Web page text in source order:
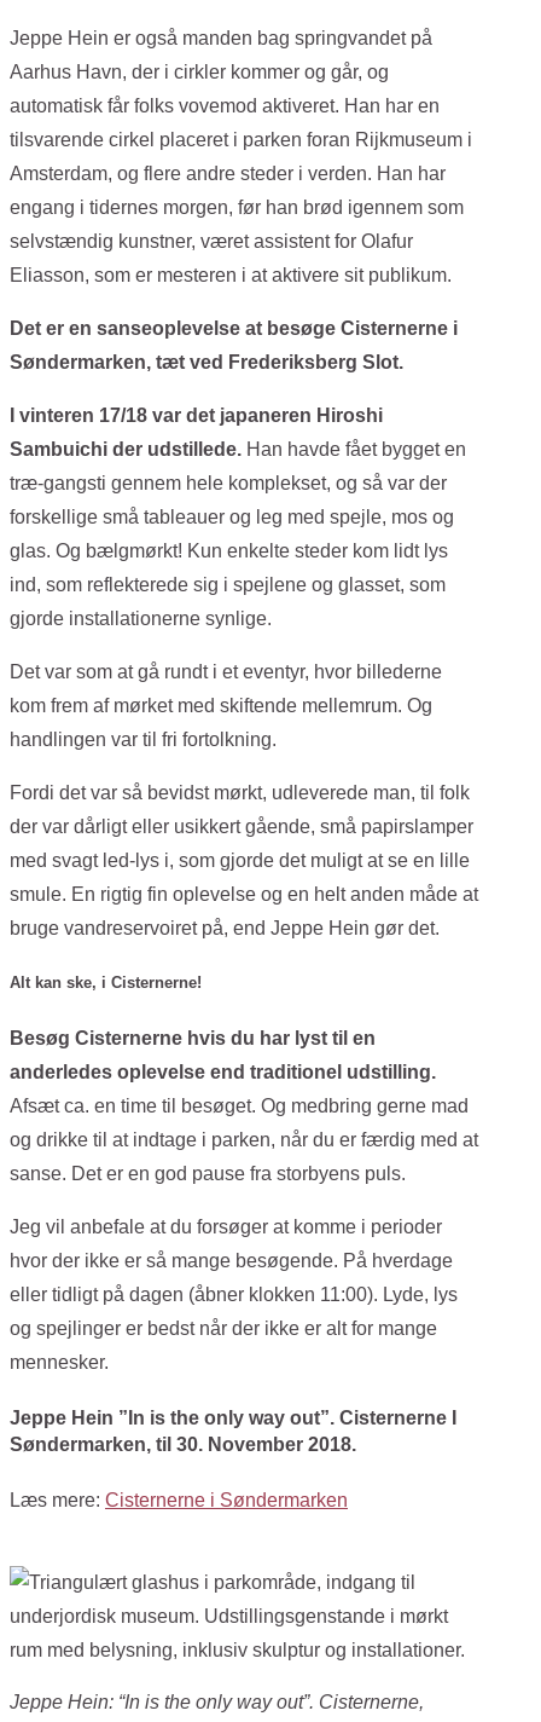
Jeppe Hein er også manden bag springvandet på
Aarhus Havn, der i cirkler kommer og går, og
automatisk får folks vovemod aktiveret. Han har en
tilsvarende cirkel placeret i parken foran Rijkmuseum i
Amsterdam, og flere andre steder i verden. Han har
engang i tidernes morgen, før han brød igennem som
selvstændig kunstner, været assistent for Olafur
Eliasson, som er mesteren i at aktivere sit publikum.
Det er en sanseoplevelse at besøge Cisternerne i
Søndermarken, tæt ved Frederiksberg Slot.
I vinteren 17/18 var det japaneren Hiroshi
Sambuichi der udstillede. Han havde fået bygget en
træ-gangsti gennem hele komplekset, og så var der
forskellige små tableauer og leg med spejle, mos og
glas. Og bælgmørkt! Kun enkelte steder kom lidt lys
ind, som reflekterede sig i spejlene og glasset, som
gjorde installationerne synlige.
Det var som at gå rundt i et eventyr, hvor billederne
kom frem af mørket med skiftende mellemrum. Og
handlingen var til fri fortolkning.
Fordi det var så bevidst mørkt, udleverede man, til folk
der var dårligt eller usikkert gående, små papirslamper
med svagt led-lys i, som gjorde det muligt at se en lille
smule. En rigtig fin oplevelse og en helt anden måde at
bruge vandreservoiret på, end Jeppe Hein gør det.
Alt kan ske, i Cisternerne!
Besøg Cisternerne hvis du har lyst til en
anderledes oplevelse end traditionel udstilling.
Afsæt ca. en time til besøget. Og medbring gerne mad
og drikke til at indtage i parken, når du er færdig med at
sanse. Det er en god pause fra storbyens puls.
Jeg vil anbefale at du forsøger at komme i perioder
hvor der ikke er så mange besøgende. På hverdage
eller tidligt på dagen (åbner klokken 11:00). Lyde, lys
og spejlinger er bedst når der ikke er alt for mange
mennesker.
Jeppe Hein ”In is the only way out”. Cisternerne I
Søndermarken, til 30. November 2018.
Læs mere: Cisternerne i Søndermarken
Jeppe Hein: “In is the only way out”. Cisternerne,